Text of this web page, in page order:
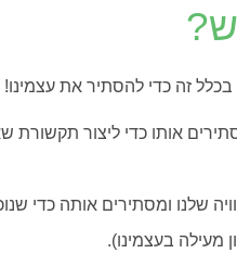
זה כדי להסתיר את עצמינו!
אותו כדי ליצור תקשורת
שלנו ומסתירים אותה כדי
מעילה בעצמינו).